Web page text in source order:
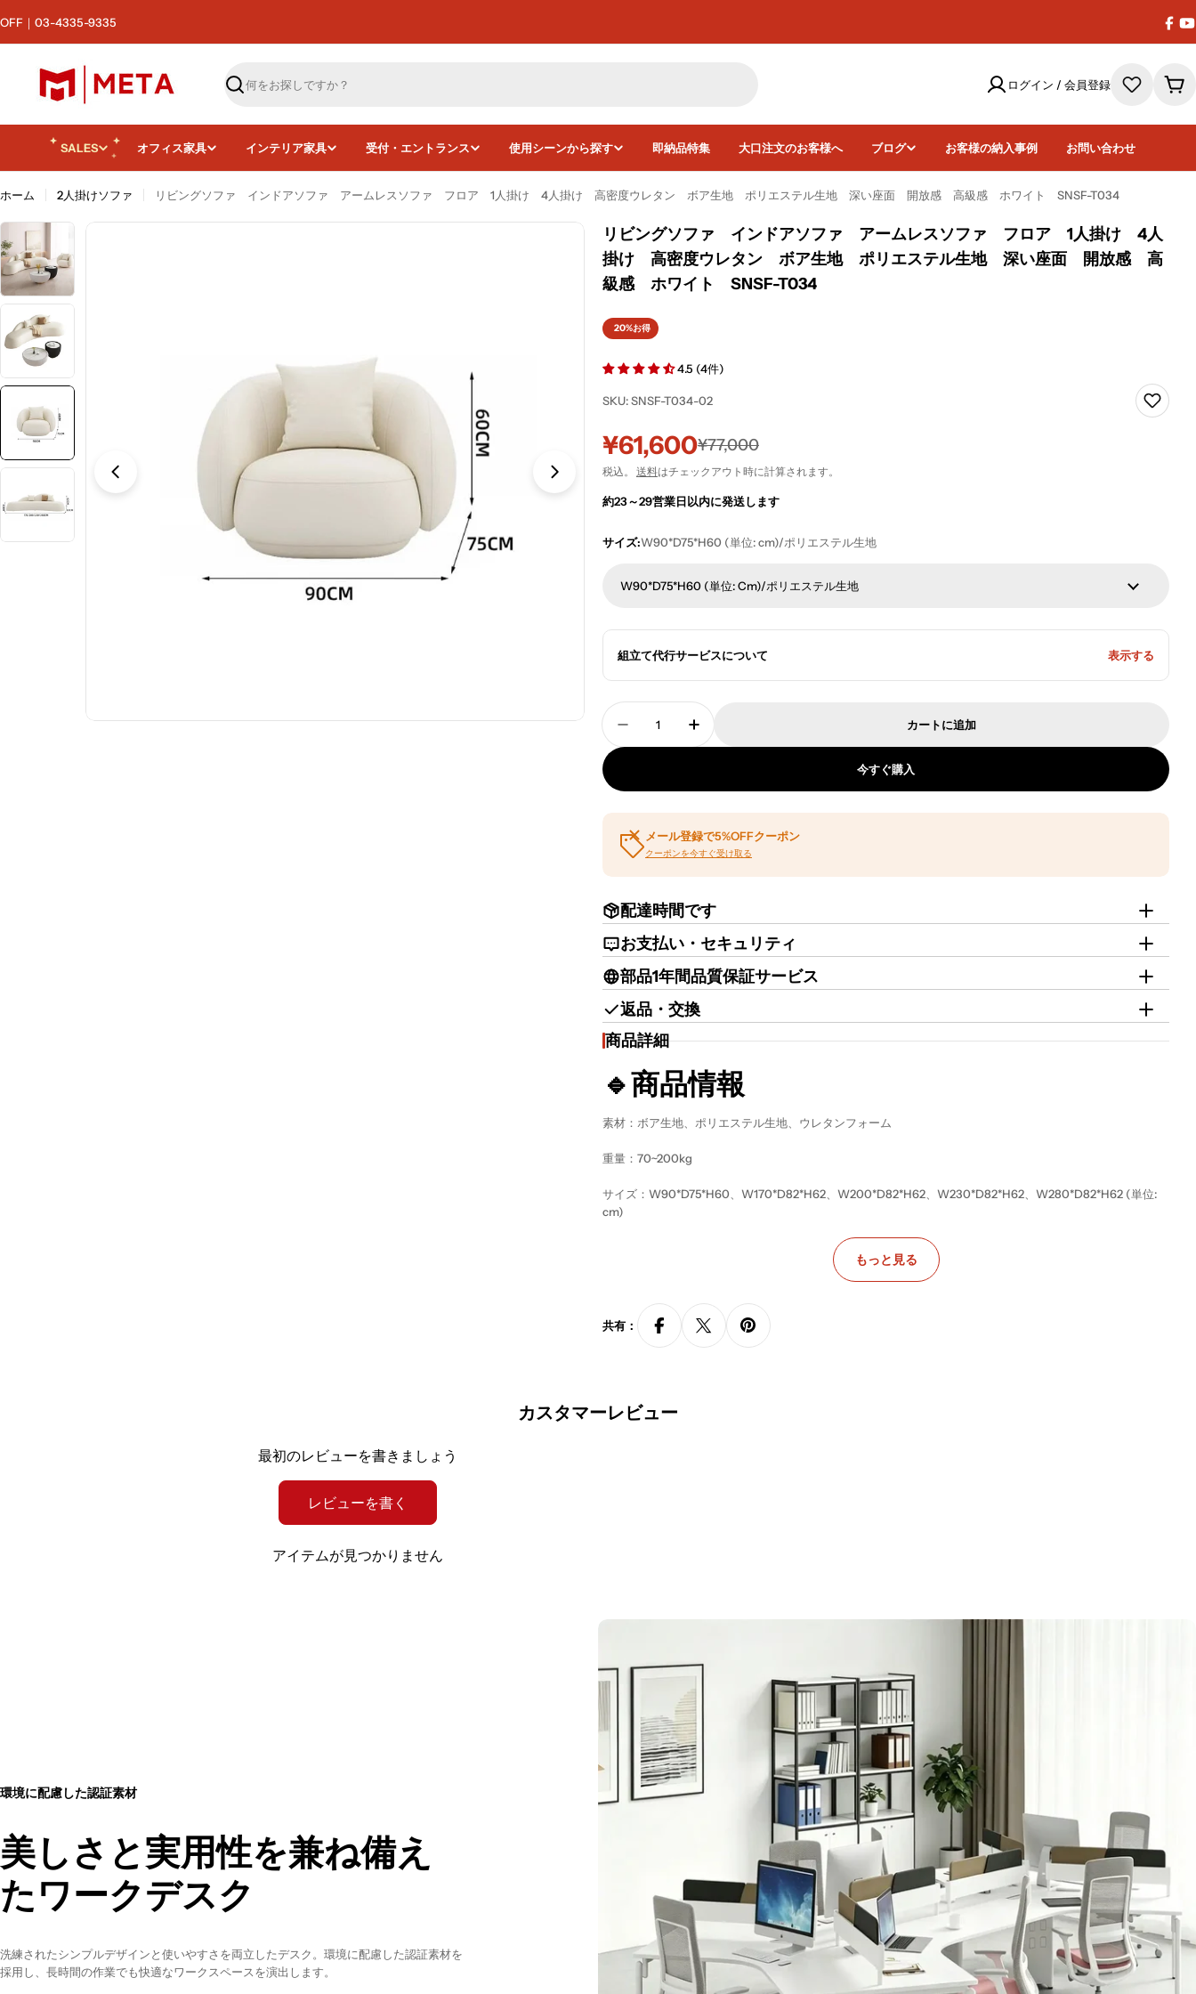
ン
テ
プ
検
ログイン / 会員登録
カ
ト
SALES
オフィス家具 インテリア家具 受付・エントランス 使用シーンから探す 即納品特集 大口注文のお客様へ ブログ お客様の納入事例 お問い合わせ
ホーム 2人掛けソファ リビングソファ インドアソファ アームレスソファ フロア 1人掛け 4人掛け 高密度ウレタン ボア生地 ポリエステル生地 深い座面 開放感 高級感 ホワイト SNSF-T034
画像3をモーダルで開く
リビングソファ インドアソファ アームレスソファ フロア 1人掛け 4人
掛け 高密度ウレタン ボア生地 ポリエステル生地 深い座面 開放感 高
級感 ホワイト SNSF-T034
20%お得
4.5 (4件)
SKU:SNSF-T034-02
セ
ー
ル
価
格
¥61,600
通
常
価
格
¥77,000
税込。 送料はチェックアウト時に計算されます。
約23～29営業日以内に発送します
サイズ:W90*D75*H60 (単位: cm)/ポリエステル生地
W90*D75*H60 (単位: Cm)/ポリエステル生地
組立て代行サービスについて 表示する
数
量
リビングソファ インドアソファ アームレスソファ フロア 1人掛け 4
リビングソファ インドアソファ アームレスソファ フロア 1
カートに追加
今すぐ購入
メール登録で5%OFFクーポン
クーポンを今すぐ受け取る
配達時間です
お支払い・セキュリティ
部品1年間品質保証サービス
返品・交換
商品詳細
🔹商品情報
素材：ボア生地、ポリエステル生地、ウレタンフォーム
重量：70~200kg
サイズ：W90*D75*H60、W170*D82*H62、W200*D82*H62、W230*D82*H62、W280*D82*H62 (単位:
cm)
カスタマイズ：可
カスタマイズ項目： カラー
に、梱包サイズと搬入経路を必ずご確認ください。万が一、搬入ができない場合でも、ご返品·キャンセルは
もっと見る
共有：
カスタマーレビュー
最初のレビューを書きましょう
レビューを書く
アイテムが見つかりません
環境に配慮した認証素材
美しさと実用性を兼ね備え
たワークデスク
洗練されたシンプルデザインと使いやすさを両立したデスク。環境に配慮した認証素材を
採用し、長時間の作業でも快適なワークスペースを演出します。